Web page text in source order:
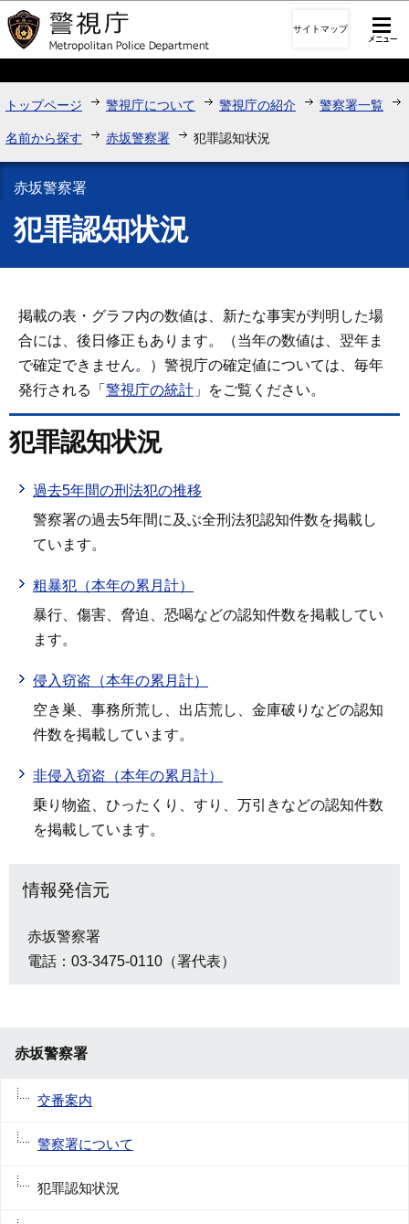
このページの本文へ移動
サイトマップ
トップページ 警視庁について 警視庁の紹介 警察署一覧
名前から探す 赤坂警察署 犯罪認知状況
赤坂警察署
犯罪認知状況
掲載の表・グラフ内の数値は、新たな事実が判明した場
合には、後日修正もあります。（当年の数値は、翌年ま
で確定できません。）警視庁の確定値については、毎年
発行される「 警視庁の統計 」をご覧ください。
犯罪認知状況
過去5年間の刑法犯の推移
警察署の過去5年間に及ぶ全刑法犯認知件数を掲載し
ています。
粗暴犯（本年の累月計）
暴行、傷害、脅迫、恐喝などの認知件数を掲載してい
ます。
侵入窃盗（本年の累月計）
空き巣、事務所荒し、出店荒し、金庫破りなどの認知
件数を掲載しています。
非侵入窃盗（本年の累月計）
乗り物盗、ひったくり、すり、万引きなどの認知件数
を掲載しています。
情報発信元
赤坂警察署
電話：03-3475-0110（署代表）
赤坂警察署
交番案内
警察署について
犯罪認知状況